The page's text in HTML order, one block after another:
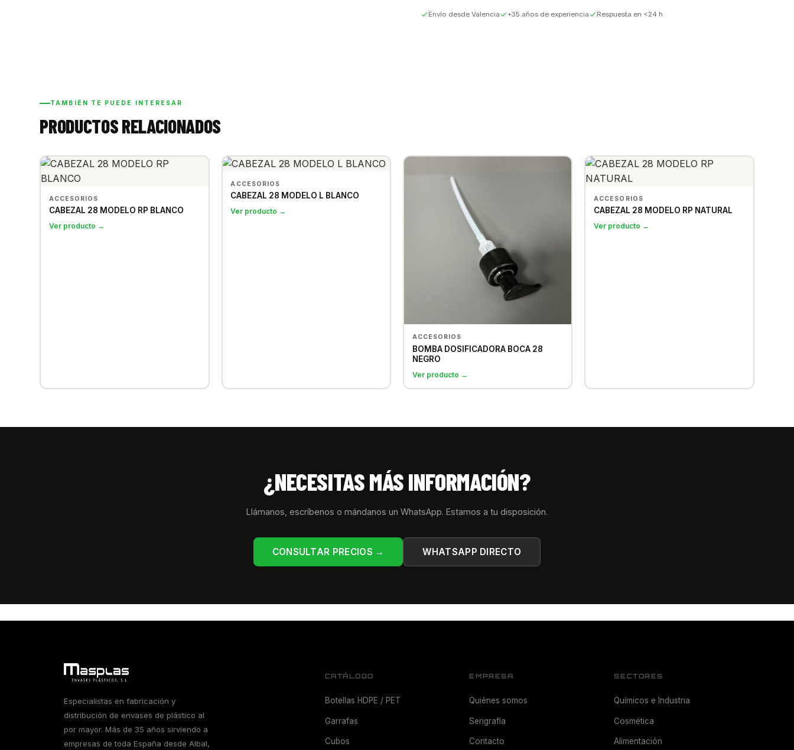
Envío desde Valencia +35 años de experiencia Respuesta en <24 h
TAMBIÉN TE PUEDE INTERESAR
PRODUCTOS RELACIONADOS
ACCESORIOS
CABEZAL 28 MODELO RP BLANCO
Ver producto →
ACCESORIOS
CABEZAL 28 MODELO L BLANCO
Ver producto →
ACCESORIOS
BOMBA DOSIFICADORA BOCA 28
NEGRO
Ver producto →
ACCESORIOS
CABEZAL 28 MODELO RP NATURAL
Ver producto →
¿NECESITAS MÁS INFORMACIÓN?
Llámanos, escríbenos o mándanos un WhatsApp. Estamos a tu disposición.
CONSULTAR PRECIOS → WHATSAPP DIRECTO
Especialistas en fabricación y
distribución de envases de plástico al
por mayor. Más de 35 años sirviendo a
empresas de toda España desde Albal,
CATÁLOGO
Botellas HDPE / PET
Garrafas
Cubos
EMPRESA
Quiénes somos
Serigrafía
Contacto
SECTORES
Químicos e Industria
Cosmética
Alimentación